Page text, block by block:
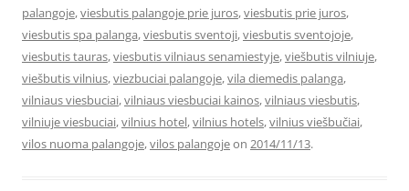
palangoje,viesbutis palangoje prie juros,viesbutis prie juros,
viesbutis spa palanga,viesbutis sventoji,viesbutis sventojoje,
viesbutis tauras,viesbutis vilniaus senamiestyje,viešbutis vilniuje,
viešbutis vilnius,viezbuciai palangoje,vila diemedis palanga,
vilniaus viesbuciai,vilniaus viesbuciai kainos,vilniaus viesbutis,
vilniuje viesbuciai,vilnius hotel,vilnius hotels,vilnius viešbučiai,
vilos nuoma palangoje,vilos palangojeon 2014/11/13.